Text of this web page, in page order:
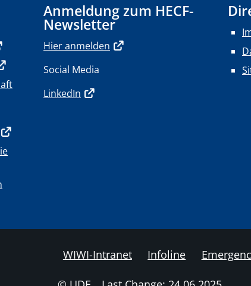
Anmeldung zum HECF-
Newsletter
Hier anmelden
Social Media
LinkedIn
WIWI-Intranet Infoline